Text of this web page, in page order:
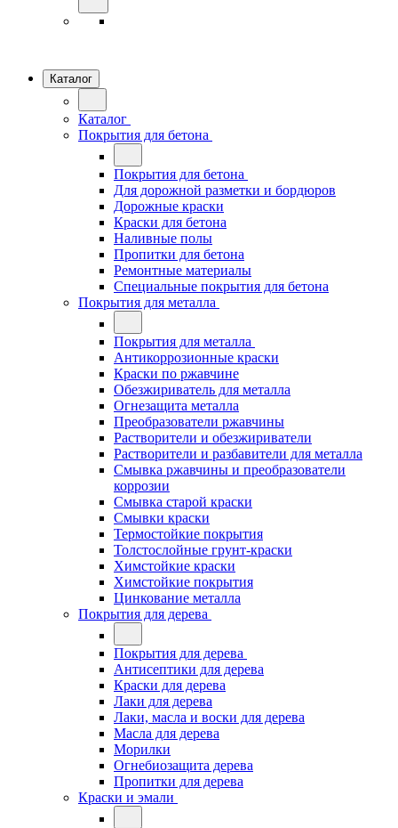
Каталог
Каталог
Покрытия для бетона
Покрытия для бетона
Для дорожной разметки и бордюров
Дорожные краски
Краски для бетона
Наливные полы
Пропитки для бетона
Ремонтные материалы
Специальные покрытия для бетона
Покрытия для металла
Покрытия для металла
Антикоррозионные краски
Краски по ржавчине
Обезжириватель для металла
Огнезащита металла
Преобразователи ржавчины
Растворители и обезжириватели
Растворители и разбавители для металла
Смывка ржавчины и преобразователи
коррозии
Смывка старой краски
Смывки краски
Термостойкие покрытия
Толстослойные грунт-краски
Химстойкие краски
Химстойкие покрытия
Цинкование металла
Покрытия для дерева
Покрытия для дерева
Антисептики для дерева
Краски для дерева
Лаки для дерева
Лаки, масла и воски для дерева
Масла для дерева
Морилки
Огнебиозащита дерева
Пропитки для дерева
Краски и эмали